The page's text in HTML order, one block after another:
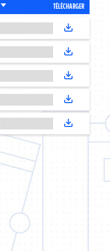
TRIER
PAR
ORDRE
CROISSANT
TÉLÉCHARGER